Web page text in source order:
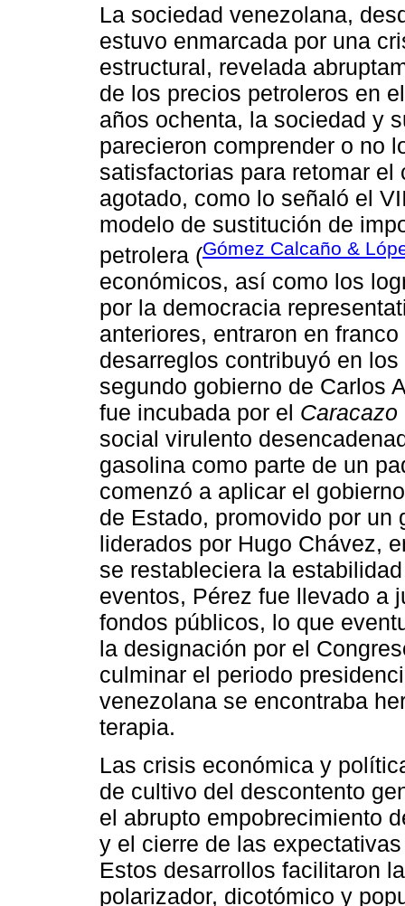
La sociedad venezolana,
estuvo enmarcada por una
estructural, revelada
de los precios petroleros en
años ochenta, la sociedad y
parecieron comprender o no
satisfactorias para retomar
agotado, como lo señaló el
modelo de sustitución de
petrolera (Gómez Calcaño &
económicos, así como los
por la democracia
anteriores, entraron en
desarreglos contribuyó en
segundo gobierno de Carlos
fue incubada por el Caracazo
social virulento
gasolina como parte de un
comenzó a aplicar el
de Estado, promovido por un
liderados por Hugo Chávez,
se restableciera la
eventos, Pérez fue llevado a
fondos públicos, lo que
la designación por el
culminar el periodo
venezolana se encontraba
terapia.
Las crisis económica y
de cultivo del descontento
el abrupto empobrecimiento
y el cierre de las
Estos desarrollos facilitaron
polarizador, dicotómico y